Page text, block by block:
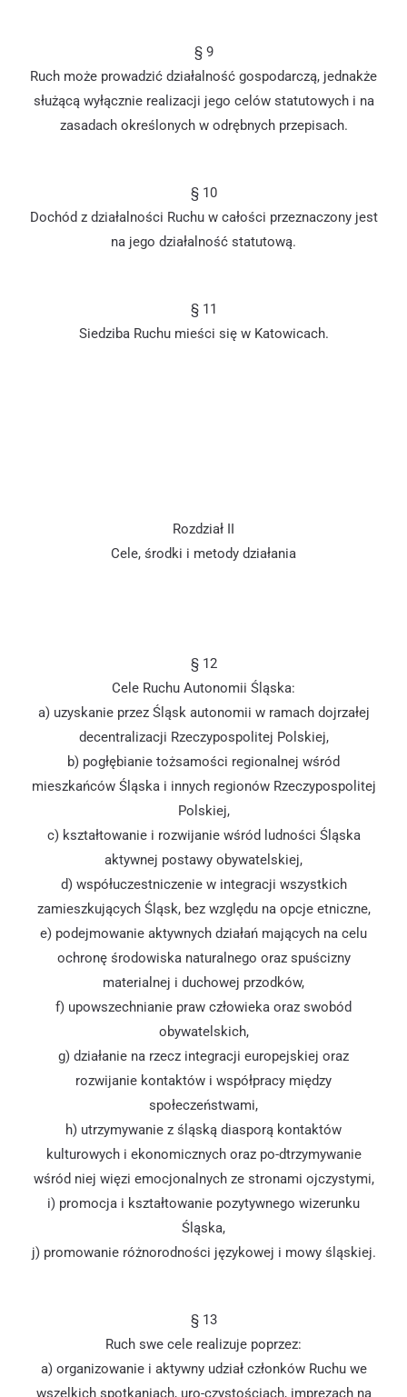
§ 9
Ruch może prowadzić działalność gospodarczą, jednakże
służącą wyłącznie realizacji jego celów statutowych i na
zasadach określonych w odrębnych przepisach.
§ 10
Dochód z działalności Ruchu w całości przeznaczony jest
na jego działalność statutową.
§ 11
Siedziba Ruchu mieści się w Katowicach.
Rozdział II
Cele, środki i metody działania
§ 12
Cele Ruchu Autonomii Śląska:
a) uzyskanie przez Śląsk autonomii w ramach dojrzałej
decentralizacji Rzeczypospolitej Polskiej,
b) pogłębianie tożsamości regionalnej wśród
mieszkańców Śląska i innych regionów Rzeczypospolitej
Polskiej,
c) kształtowanie i rozwijanie wśród ludności Śląska
aktywnej postawy obywatelskiej,
d) współuczestniczenie w integracji wszystkich
zamieszkujących Śląsk, bez względu na opcje etniczne,
e) podejmowanie aktywnych działań mających na celu
ochronę środowiska naturalnego oraz spuścizny
materialnej i duchowej przodków,
f) upowszechnianie praw człowieka oraz swobód
obywatelskich,
g) działanie na rzecz integracji europejskiej oraz
rozwijanie kontaktów i współpracy między
społeczeństwami,
h) utrzymywanie z śląską diasporą kontaktów
kulturowych i ekonomicznych oraz po-dtrzymywanie
wśród niej więzi emocjonalnych ze stronami ojczystymi,
i) promocja i kształtowanie pozytywnego wizerunku
Śląska,
j) promowanie różnorodności językowej i mowy śląskiej.
§ 13
Ruch swe cele realizuje poprzez:
a) organizowanie i aktywny udział członków Ruchu we
wszelkich spotkaniach, uro-czystościach, imprezach na